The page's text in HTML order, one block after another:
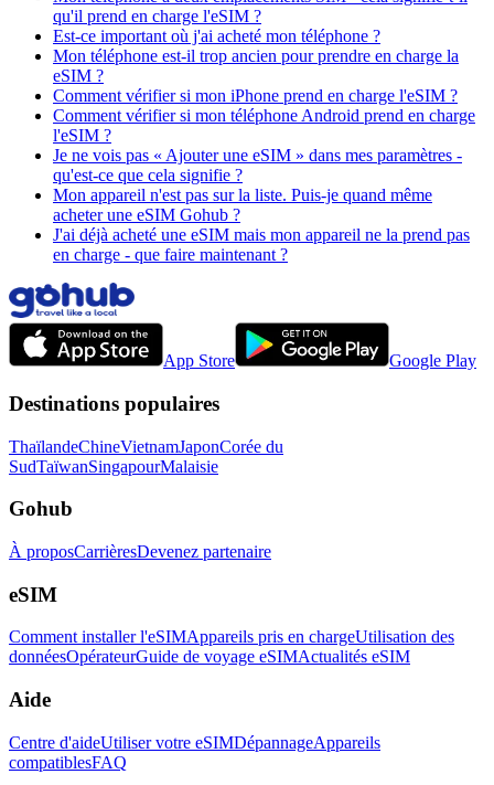
qu'il prend en charge l'eSIM ?
Est-ce important où j'ai acheté mon téléphone ?
Mon téléphone est-il trop ancien pour prendre en charge la
eSIM ?
Comment vérifier si mon iPhone prend en charge l'eSIM ?
Comment vérifier si mon téléphone Android prend en charge
l'eSIM ?
Je ne vois pas « Ajouter une eSIM » dans mes paramètres -
qu'est-ce que cela signifie ?
Mon appareil n'est pas sur la liste. Puis-je quand même
acheter une eSIM Gohub ?
J'ai déjà acheté une eSIM mais mon appareil ne la prend pas
en charge - que faire maintenant ?
App Store Google Play
Destinations populaires
ThaïlandeChineVietnamJaponCorée du
SudTaïwanSingapourMalaisie
Gohub
À proposCarrièresDevenez partenaire
eSIM
Comment installer l'eSIMAppareils pris en chargeUtilisation des
donnéesOpérateurGuide de voyage eSIMActualités eSIM
Aide
Centre d'aideUtiliser votre eSIMDépannageAppareils
compatiblesFAQ